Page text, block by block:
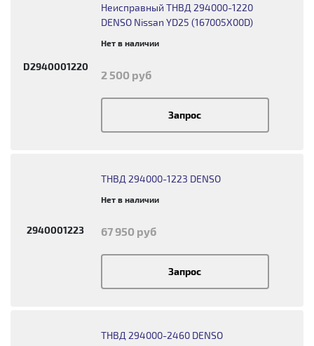
D2940001220
Неисправный ТНВД 294000-1220
DENSO Nissan YD25 (167005X00D)
Нет в наличии
2 500 руб
Запрос
2940001223
ТНВД 294000-1223 DENSO
Нет в наличии
67 950 руб
Запрос
ТНВД 294000-2460 DENSO